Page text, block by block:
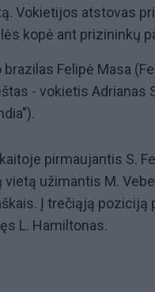
Vokietijos atstovas
kopė ant prizininkų
Felipė Masa
- vokietis Adrianas
pirmaujantis S.
vietą užimantis M.
Į trečiąją poziciją
L. Hamiltonas.